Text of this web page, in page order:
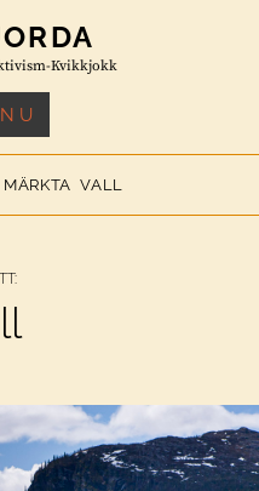
Kvikkjokk
MÄRKTAVALL